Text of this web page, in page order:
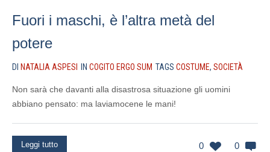
Fuori i maschi, è l’altra metà del
potere
DI NATALIA ASPESI IN COGITO ERGO SUM TAGS COSTUME, SOCIETÀ
Non sarà che davanti alla disastrosa situazione gli uomini
abbiano pensato: ma laviamocene le mani!
0 0
Leggi tutto